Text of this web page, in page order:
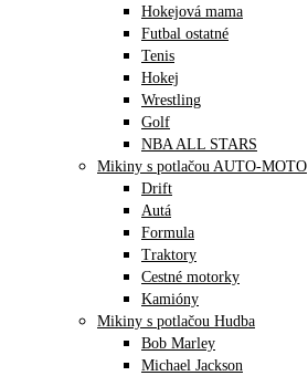
Hokejová mama
Futbal ostatné
Tenis
Hokej
Wrestling
Golf
NBA ALL STARS
Mikiny s potlačou AUTO-MOTO
Drift
Autá
Formula
Traktory
Cestné motorky
Kamióny
Mikiny s potlačou Hudba
Bob Marley
Michael Jackson